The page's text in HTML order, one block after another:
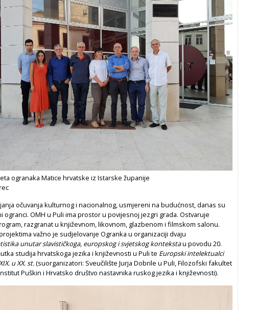
ogranaka Matice hrvatske iz Istarske županije
očuvanja kulturnog i nacionalnog, usmjereni na budućnost, danas su
ogranci. OMH u Puli ima prostor u povijesnoj jezgri grada. Ostvaruje
razgranat u književnom, likovnom, glazbenom i filmskom salonu.
važno je sudjelovanje Ogranka u organizaciji dvaju
unutar slavističkoga, europskog i svjetskog kontekstau povodu 20.
studija hrvatskoga jezika i književnosti u Puli te Europski intelektualci
u XX. st.(suorganizatori: Sveučilište Jurja Dobrile u Puli, Filozofski fakultet
Puškin i Hrvatsko društvo nastavnika ruskog jezika i književnosti).